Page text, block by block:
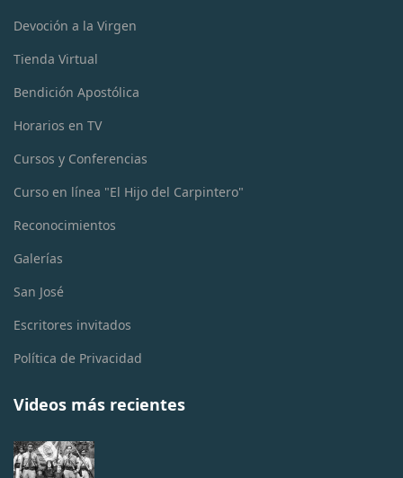
Devoción a la Virgen
Tienda Virtual
Bendición Apostólica
Horarios en TV
Cursos y Conferencias
Curso en línea "El Hijo del Carpintero"
Reconocimientos
Galerías
San José
Escritores invitados
Política de Privacidad
Videos más recientes